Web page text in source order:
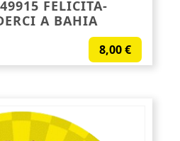
FELICITA-
A BAHIA
8,00€